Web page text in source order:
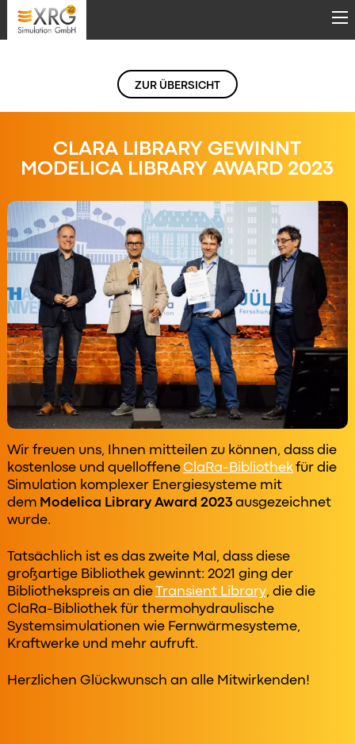
Direkt zum Inhalt
ZUR ÜBERSICHT
CLARA LIBRARY GEWINNT
MODELICA LIBRARY AWARD 2023
Wir freuen uns, Ihnen mitteilen zu können, dass die
kostenlose und quelloffene ClaRa-Bibliothekfür die
Simulation komplexer Energiesysteme mit
dem Modelica Library Award 2023 ausgezeichnet
wurde.
Tatsächlich ist es das zweite Mal, dass diese
großartige Bibliothek gewinnt: 2021 ging der
Bibliothekspreis an die
Transient Library, die die
ClaRa-Bibliothek für thermohydraulische
Systemsimulationen wie Fernwärmesysteme,
Kraftwerke und mehr aufruft.
Herzlichen Glückwunsch an alle Mitwirkenden!